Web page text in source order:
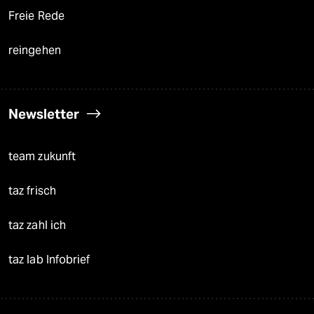
Freie Rede
reingehen
Newsletter
team zukunft
taz frisch
taz zahl ich
taz lab Infobrief